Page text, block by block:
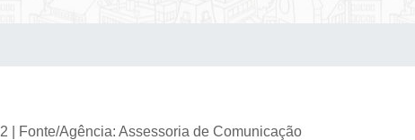
| Fonte/Agência: Assessoria de Comunicação